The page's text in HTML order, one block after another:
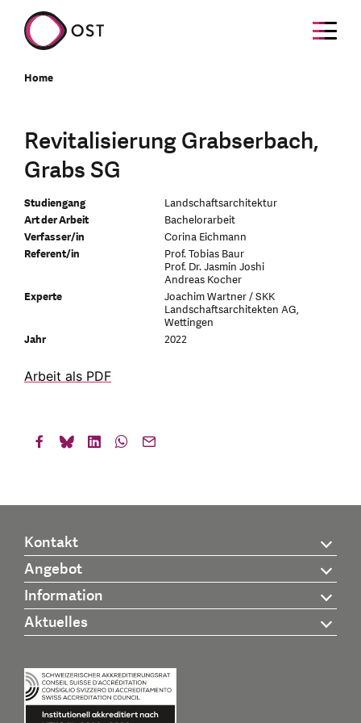
Home
Revitalisierung Grabserbach,
Grabs SG
Studiengang
Landschaftsarchitektur
Art der Arbeit
Bachelorarbeit
Verfasser/in
Corina Eichmann
Referent/in
Prof. Tobias Baur
Prof. Dr. Jasmin Joshi
Andreas Kocher
Experte
Joachim Wartner / SKK
Landschaftsarchitekten AG,
Wettingen
Jahr
2022
Arbeit als PDF
Kontakt
Angebot
Information
Aktuelles